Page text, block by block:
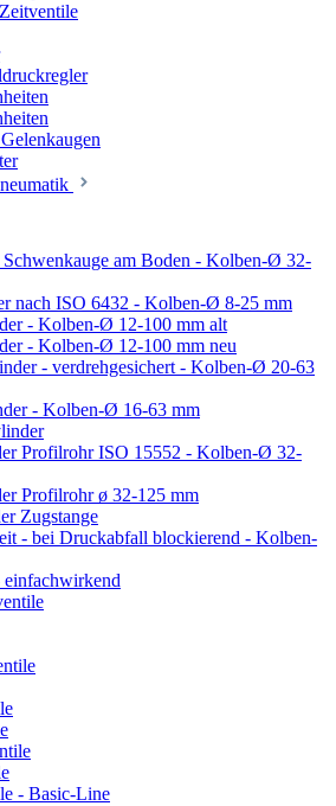
am Boden - Kolben-Ø 32-
nach ISO 6432 - Kolben-Ø 8-25 mm
- Kolben-Ø 12-100 mm alt
- Kolben-Ø 12-100 mm neu
- verdrehgesichert - Kolben-Ø 20-63
- Kolben-Ø 16-63 mm
Profilrohr ISO 15552 - Kolben-Ø 32-
Profilrohr ø 32-125 mm
Zugstange
- bei Druckabfall blockierend - Kolben-
einfachwirkend
- Basic-Line